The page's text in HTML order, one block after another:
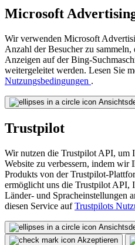
Microsoft
Wir verwenden Microsoft
Anzahl der Besucher zu
Anzeigen auf der Bing-
weitergeleitet werden. Lesen Sie
Nutzungsbedingungen .
Trustpilot
Wir nutzen die Trustpilot API, um
Website zu verbessern, indem wir
Produkts von der Trustpilot-
ermöglicht uns die Trustpilot API,
Länder- und Spracheinstellungen
diesen Service aufTrustpilots
Akzeptieren